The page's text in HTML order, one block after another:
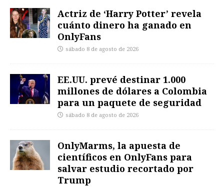
Actriz de ‘Harry Potter’ revela
cuánto dinero ha ganado en
OnlyFans
sábado 8 de agosto de 2026
EE.UU. prevé destinar 1.000
millones de dólares a Colombia
para un paquete de seguridad
sábado 8 de agosto de 2026
OnlyMarms, la apuesta de
científicos en OnlyFans para
salvar estudio recortado por
Trump